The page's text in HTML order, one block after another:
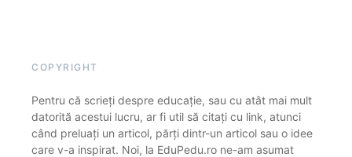
COPYRIGHT
Pentru că scrieți despre educație, sau cu atât mai mult
datorită acestui lucru, ar fi util să citați cu link, atunci
când preluați un articol, părți dintr-un articol sau o idee
care v-a inspirat. Noi, la EduPedu.ro ne-am asumat